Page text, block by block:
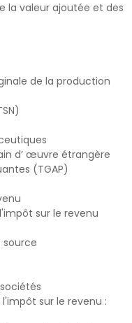
la valeur ajoutée et des
de la production
d’ œuvre étrangère
(TGAP)
sur le revenu
source
sur le revenu :